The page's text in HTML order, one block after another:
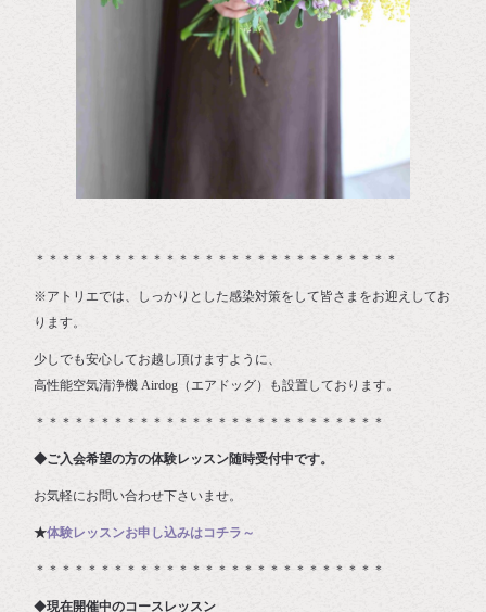
＊＊＊＊＊＊＊＊＊＊＊＊＊＊＊＊＊＊＊＊＊＊＊＊＊＊＊＊
※アトリエでは、しっかりとした感染対策をして皆さまをお迎えしてお
ります。
少しでも安心してお越し頂けますように、
高性能空気清浄機 Airdog（エアドッグ）も設置しております。
＊＊＊＊＊＊＊＊＊＊＊＊＊＊＊＊＊＊＊＊＊＊＊＊＊＊＊
◆ご入会希望の方の体験レッスン随時受付中です。
お気軽にお問い合わせ下さいませ。
★体験レッスンお申し込みはコチラ～
＊＊＊＊＊＊＊＊＊＊＊＊＊＊＊＊＊＊＊＊＊＊＊＊＊＊＊
◆現在開催中のコースレッスン